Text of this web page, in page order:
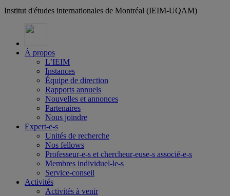
Institut d'études internationales de Montréal (IEIM-UQAM)
À propos
L’IEIM
Instances
Équipe de direction
Rapports annuels
Nouvelles et annonces
Partenaires
Nous joindre
Expert-e-s
Unités de recherche
Nos fellows
Professeur-e-s et chercheur-euse-s associé-e-s
Membres individuel-le-s
Service-conseil
Activités
Activités à venir